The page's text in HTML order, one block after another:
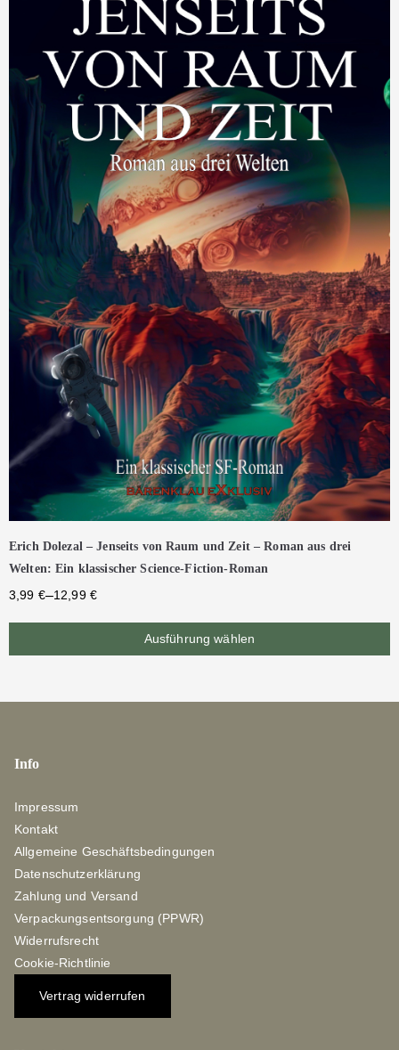
Erich Dolezal – Jenseits von Raum und Zeit – Roman aus drei
Welten: Ein klassischer Science-Fiction-Roman
3,99 €–12,99 €
Ausführung wählen
Info
Impressum
Kontakt
Allgemeine Geschäftsbedingungen
Datenschutzerklärung
Zahlung und Versand
Verpackungsentsorgung (PPWR)
Widerrufsrecht
Cookie-Richtlinie
Vertrag widerrufen